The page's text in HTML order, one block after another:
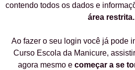
contendo todos os dados e
área restrita.
Ao fazer o seu login você já pode
Curso Escola da Manicure,
agora mesmo e começar a se